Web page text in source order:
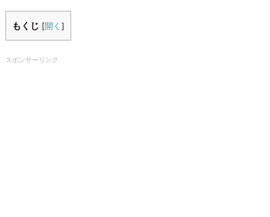
もくじ [開く ]
スポンサーリンク